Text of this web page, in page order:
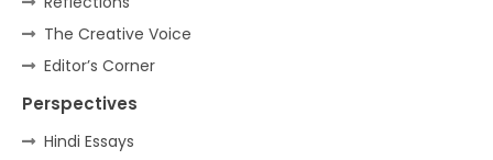
The Creative Voice
Editor’s Corner
Perspectives
Hindi Essays